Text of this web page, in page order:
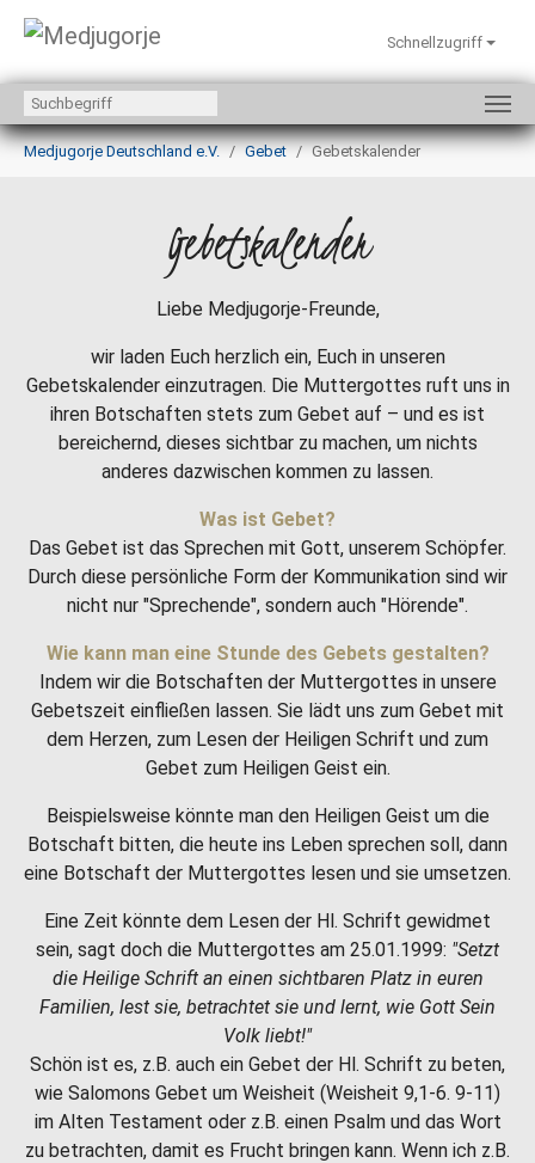
Zum Hauptinhalt springen
Schnellzugriff
Sie sind hier:
Medjugorje Deutschland e.V.
Gebet Gebetskalender
Gebetskalender
Liebe Medjugorje-Freunde,
wir laden Euch herzlich ein, Euch in unseren
Gebetskalender einzutragen. Die Muttergottes ruft uns in
ihren Botschaften stets zum Gebet auf – und es ist
bereichernd, dieses sichtbar zu machen, um nichts
anderes dazwischen kommen zu lassen.
Was ist Gebet?
Das Gebet ist das Sprechen mit Gott, unserem Schöpfer.
Durch diese persönliche Form der Kommunikation sind wir
nicht nur "Sprechende", sondern auch "Hörende".
Wie kann man eine Stunde des Gebets gestalten?
Indem wir die Botschaften der Muttergottes in unsere
Gebetszeit einfließen lassen. Sie lädt uns zum Gebet mit
dem Herzen, zum Lesen der Heiligen Schrift und zum
Gebet zum Heiligen Geist ein.
Beispielsweise könnte man den Heiligen Geist um die
Botschaft bitten, die heute ins Leben sprechen soll, dann
eine Botschaft der Muttergottes lesen und sie umsetzen.
Eine Zeit könnte dem Lesen der Hl. Schrift gewidmet
sein, sagt doch die Muttergottes am 25.01.1999: "Setzt
die Heilige Schrift an einen sichtbaren Platz in euren
Familien, lest sie, betrachtet sie und lernt, wie Gott Sein
Volk liebt!"
Schön ist es, z.B. auch ein Gebet der Hl. Schrift zu beten,
wie Salomons Gebet um Weisheit (Weisheit 9,1-6. 9-11)
im Alten Testament oder z.B. einen Psalm und das Wort
zu betrachten, damit es Frucht bringen kann. Wenn ich z.B.